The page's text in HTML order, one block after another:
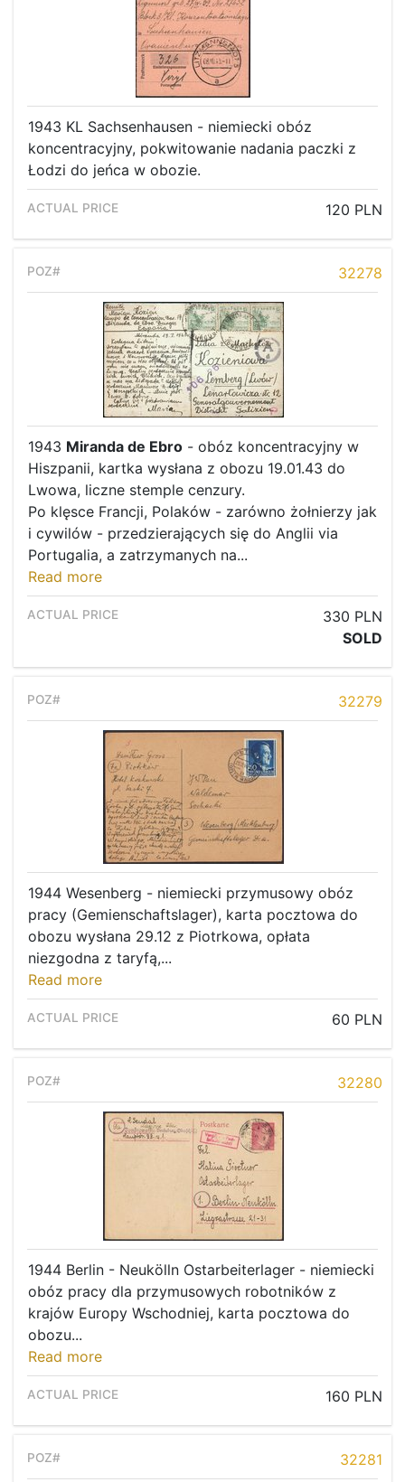
1943 KL Sachsenhausen - niemiecki obóz
koncentracyjny, pokwitowanie nadania paczki z
Łodzi do jeńca w obozie.
120 PLN
32278
1943 Miranda de Ebro - obóz koncentracyjny w
Hiszpanii, kartka wysłana z obozu 19.01.43 do
Lwowa, liczne stemple cenzury.
Po klęsce Francji, Polaków - zarówno żołnierzy jak
i cywilów - przedzierających się do Anglii via
Portugalia, a zatrzymanych na...
Read more
330 PLN
SOLD
32279
1944 Wesenberg - niemiecki przymusowy obóz
pracy (Gemienschaftslager), karta pocztowa do
obozu wysłana 29.12 z Piotrkowa, opłata
niezgodna z taryfą,...
Read more
60 PLN
32280
1944 Berlin - Neukölln Ostarbeiterlager - niemiecki
obóz pracy dla przymusowych robotników z
krajów Europy Wschodniej, karta pocztowa do
obozu...
Read more
160 PLN
32281